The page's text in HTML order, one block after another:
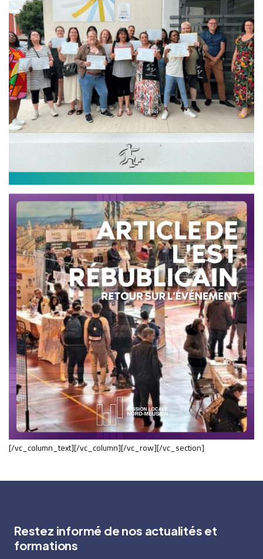
[/vc_column_text][/vc_column][/vc_row][/vc_section]
Restez informé de nos actualités et
formations